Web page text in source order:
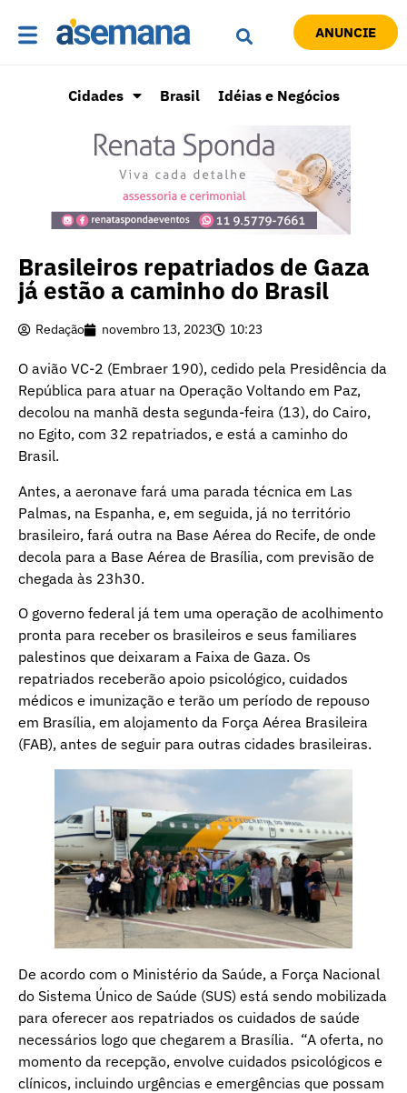
ANUNCIE
Cidades Brasil Idéias e Negócios
Brasileiros repatriados de Gaza
já estão a caminho do Brasil
Redação novembro 13, 2023 10:23
O avião VC-2 (Embraer 190), cedido pela Presidência da
República para atuar na Operação Voltando em Paz,
decolou na manhã desta segunda-feira (13), do Cairo,
no Egito, com 32 repatriados, e está a caminho do
Brasil.
Antes, a aeronave fará uma parada técnica em Las
Palmas, na Espanha, e, em seguida, já no território
brasileiro, fará outra na Base Aérea do Recife, de onde
decola para a Base Aérea de Brasília, com previsão de
chegada às 23h30.
O governo federal já tem uma operação de acolhimento
pronta para receber os brasileiros e seus familiares
palestinos que deixaram a Faixa de Gaza. Os
repatriados receberão apoio psicológico, cuidados
médicos e imunização e terão um período de repouso
em Brasília, em alojamento da Força Aérea Brasileira
(FAB), antes de seguir para outras cidades brasileiras.
De acordo com o Ministério da Saúde, a Força Nacional
do Sistema Único de Saúde (SUS) está sendo mobilizada
para oferecer aos repatriados os cuidados de saúde
necessários logo que chegarem a Brasília. “A oferta, no
momento da recepção, envolve cuidados psicológicos e
clínicos, incluindo urgências e emergências que possam